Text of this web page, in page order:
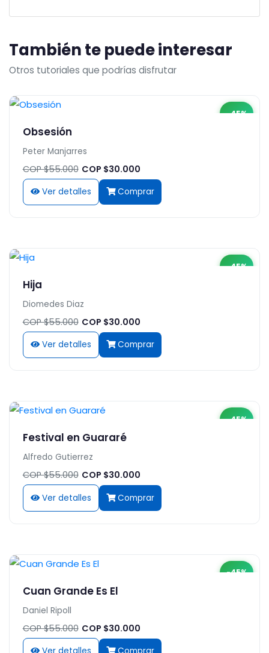
También te puede interesar
Otros tutoriales que podrías disfrutar
-45%
Obsesión
Peter Manjarres
COP $55.000 COP $30.000
Ver detalles Comprar
-45%
Hija
Diomedes Diaz
COP $55.000 COP $30.000
Ver detalles Comprar
-45%
Festival en Guararé
Alfredo Gutierrez
COP $55.000 COP $30.000
Ver detalles Comprar
-45%
Cuan Grande Es El
Daniel Ripoll
COP $55.000 COP $30.000